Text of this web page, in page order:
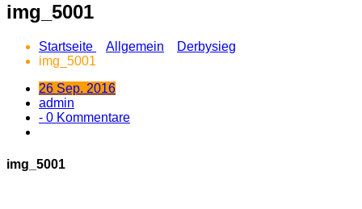
img_5001
Startseite Allgemein
Derbysieg
img_5001
26 Sep. 2016
admin
- 0 Kommentare
img_5001